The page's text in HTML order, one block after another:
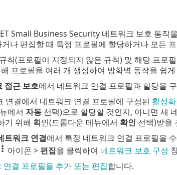
Small Business Security 네트워크 보호 동작
나 편집할 때 특정 프로필에 할당하거나 모든
칙(프로필이 지정되지 않은 규칙) 및 해당 프로
프로필을 여러 개 생성하여 방화벽 동작을 쉽
접근 보호에서 네트워크 연결 프로필과 할당을
연결에서 네트워크 연결 프로필에 구성된 활성
에서 자동선택)으로 할당할 것인지, 아니면 새
위해 확인(드롭다운 메뉴에서 확인 선택)받을
트워크 연결에서 특정 네트워크 연결 프로필을
아이콘 > 편집을 클릭하여 네트워크 보호 구성
연결 프로필을 추가 또는 편집합니다.